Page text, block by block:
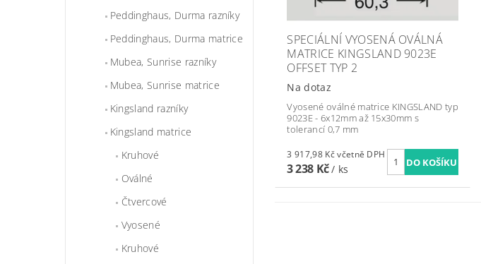
Peddinghaus, Durma razníky
Peddinghaus, Durma matrice
Mubea, Sunrise razníky
Mubea, Sunrise matrice
Kingsland razníky
Kingsland matrice
Kruhové
Oválné
Čtvercové
Vyosené
Kruhové
SPECIÁLNÍ VYOSENÁ OVÁLNÁ
MATRICE KINGSLAND 9023E
OFFSET TYP 2
Na dotaz
Vyosené oválné matrice KINGSLAND typ
9023E - 6x12mm až 15x30mm s
tolerancí 0,7 mm
3 917,98 Kč včetně DPH
3 238 Kč/ ks